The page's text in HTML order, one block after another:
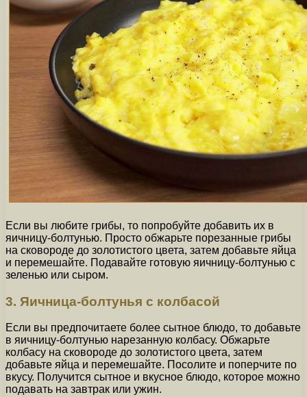
Если вы любите грибы, то попробуйте добавить их в
яичницу-болтунью. Просто обжарьте порезанные грибы
на сковороде до золотистого цвета, затем добавьте яйца
и перемешайте. Подавайте готовую яичницу-болтунью с
зеленью или сыром.
3. Яичница-болтунья с колбасой
Если вы предпочитаете более сытное блюдо, то добавьте
в яичницу-болтунью нарезанную колбасу. Обжарьте
колбасу на сковороде до золотистого цвета, затем
добавьте яйца и перемешайте. Посолите и поперчите по
вкусу. Получится сытное и вкусное блюдо, которое можно
подавать на завтрак или ужин.